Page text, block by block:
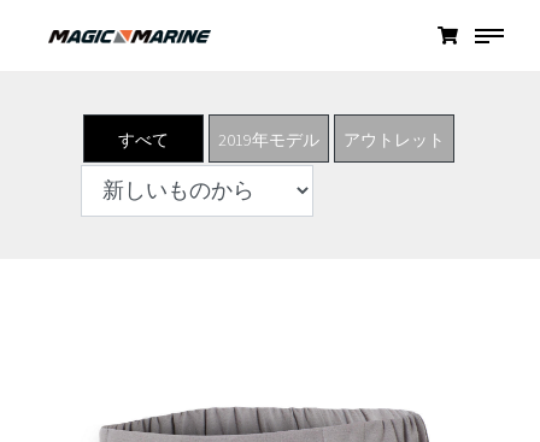
すべて 2019年モデル アウトレット